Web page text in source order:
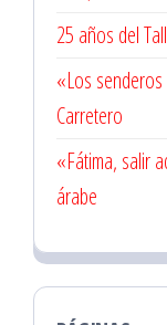
25 años del
«Los
Carretero
«Fátima, salir
árabe